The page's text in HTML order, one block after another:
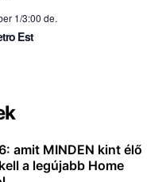
1/3:00 de.
Est
amit MINDEN kint élő
a legújabb Home